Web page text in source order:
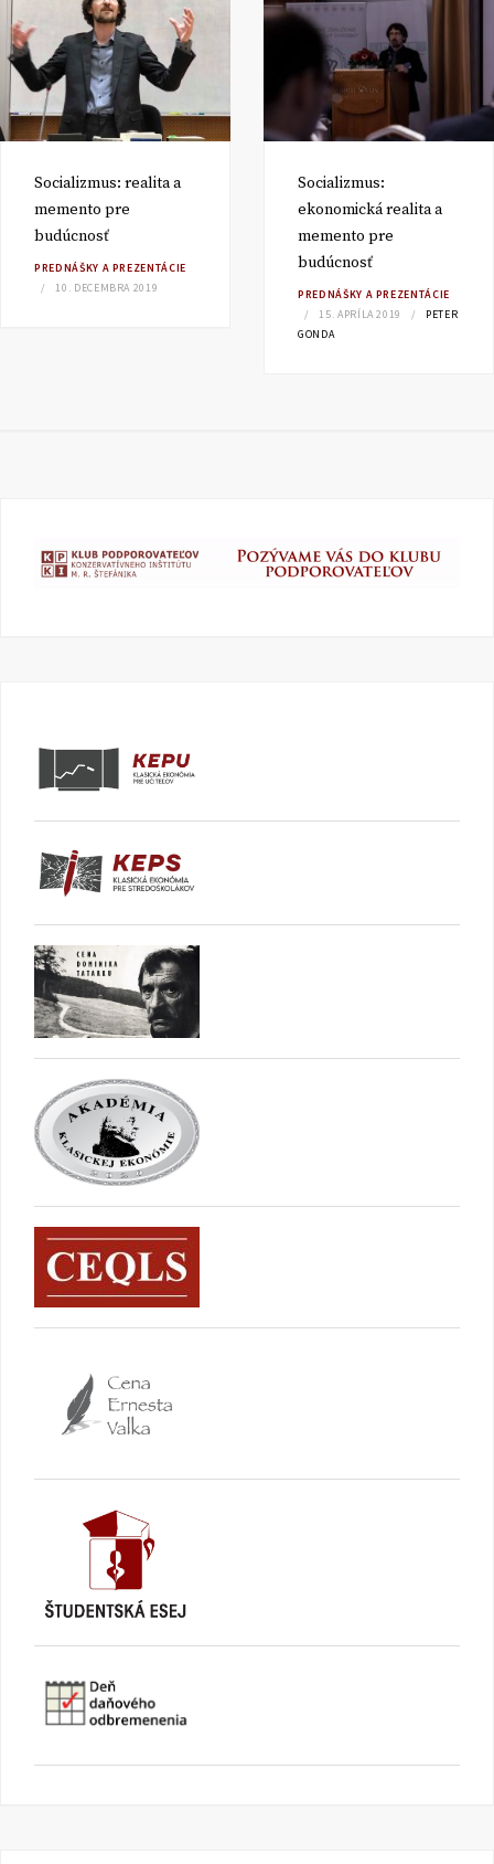
Socializmus: realita a
memento pre
budúcnosť
PREDNÁŠKY A PREZENTÁCIE
10. DECEMBRA 2019
Socializmus:
ekonomická realita a
memento pre
budúcnosť
PREDNÁŠKY A PREZENTÁCIE
15. APRÍLA 2019
PETER
GONDA